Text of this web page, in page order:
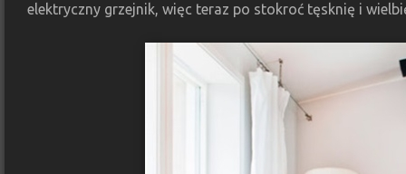
elektryczny grzejnik, więc teraz po stokroć tęsknię i